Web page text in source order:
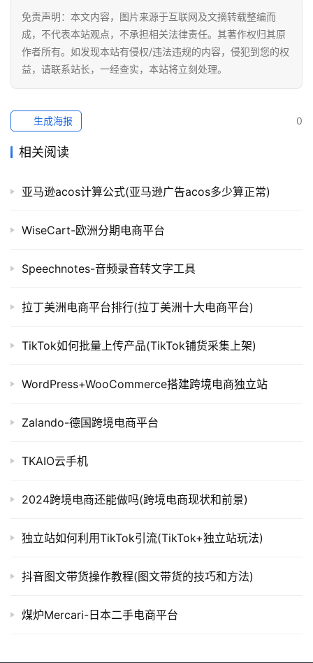
免责声明：本文内容，图片来源于互联网及文摘转载整编而
成，不代表本站观点，不承担相关法律责任。其著作权归其原
作者所有。如发现本站有侵权/违法违规的内容，侵犯到您的权
益，请联系站长，一经查实，本站将立刻处理。
0
生成海报
相关阅读
亚马逊acos计算公式(亚马逊广告acos多少算正常)
WiseCart-欧洲分期电商平台
Speechnotes-音频录音转文字工具
拉丁美洲电商平台排行(拉丁美洲十大电商平台)
TikTok如何批量上传产品(TikTok铺货采集上架)
WordPress+WooCommerce搭建跨境电商独立站
Zalando-德国跨境电商平台
TKAIO云手机
2024跨境电商还能做吗(跨境电商现状和前景)
独立站如何利用TikTok引流(TikTok+独立站玩法)
抖音图文带货操作教程(图文带货的技巧和方法)
煤炉Mercari-日本二手电商平台